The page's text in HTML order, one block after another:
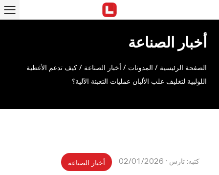
أخبار الصناعة
الصفحة الرئيسية / المدونات / أخبار الصناعة / كيف تدعم الأغطية
اللولبية لتغليف علب الألبان عمليات التعبئة الآلية؟
كتبه: تارس · 02/01/2026 أخبار الصناعة